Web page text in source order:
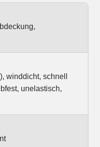
winddicht, schnell
unelastisch,